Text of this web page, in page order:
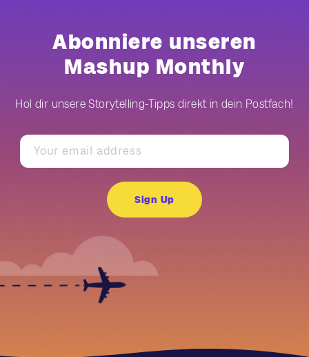
Abonniere unseren
Mashup Monthly
Hol dir unsere Storytelling-Tipps direkt in dein Postfach!